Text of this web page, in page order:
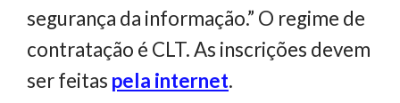
segurança da informação.” O regime de
contratação é CLT. As inscrições devem
ser feitas pela internet.